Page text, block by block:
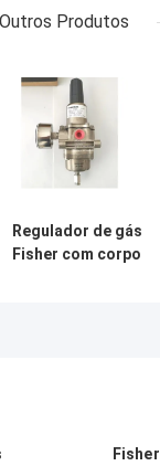
Outros Produtos
Regulador de gás
Fisher com corpo